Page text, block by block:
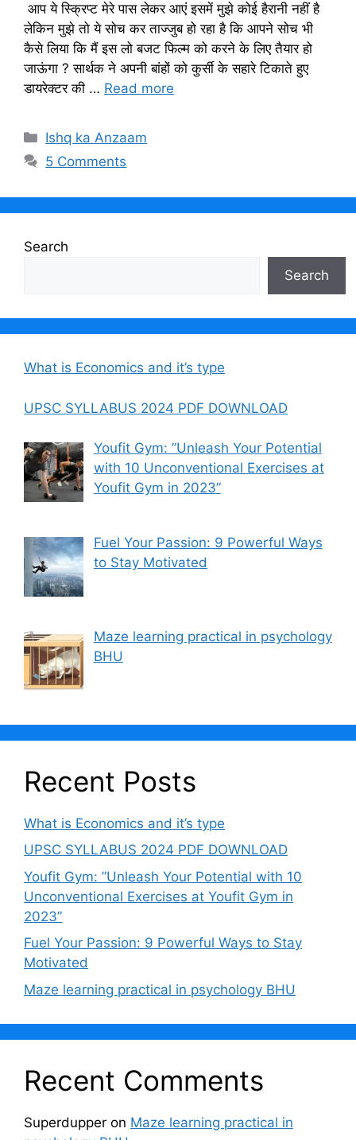
आप ये स्क्रिप्ट मेरे पास लेकर आएं इसमें मुझे कोई हैरानी नहीं है
लेकिन मुझे तो ये सोच कर ताज्जुब हो रहा है कि आपने सोच भी
कैसे लिया कि मैं इस लो बजट फिल्म को करने के लिए तैयार हो
जाऊंगा ? सार्थक ने अपनी बांहों को कुर्सी के सहारे टिकाते हुए
डायरेक्टर की … Read more
Categories
Ishq ka Anzaam
5 Comments
Search
Search
What is Economics and it’s type
UPSC SYLLABUS 2024 PDF DOWNLOAD
Youfit Gym: ”Unleash Your Potential
with 10 Unconventional Exercises at
Youfit Gym in 2023”
Fuel Your Passion: 9 Powerful Ways
to Stay Motivated
Maze learning practical in psychology
BHU
Recent Posts
What is Economics and it’s type
UPSC SYLLABUS 2024 PDF DOWNLOAD
Youfit Gym: ”Unleash Your Potential with 10
Unconventional Exercises at Youfit Gym in
2023”
Fuel Your Passion: 9 Powerful Ways to Stay
Motivated
Maze learning practical in psychology BHU
Recent Comments
Superdupper on Maze learning practical in